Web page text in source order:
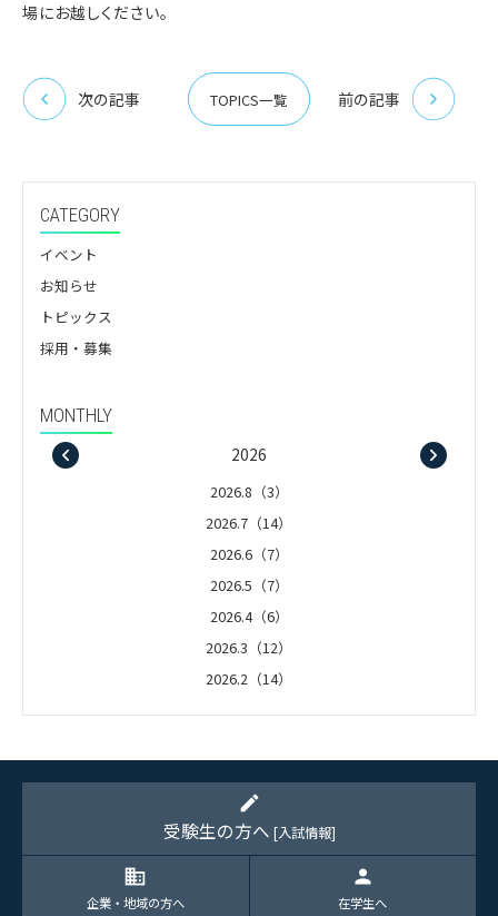
場にお越しください。
次の記事 TOPICS一覧 前の記事
CATEGORY
イベント
お知らせ
トピックス
採用・募集
MONTHLY
2026
2026.8（3）
2026.7（14）
2026.6（7）
2026.5（7）
2026.4（6）
2026.3（12）
2026.2（14）
2026.1（5）
edit
受験生の方へ [入試情報]
domain
企業・地域の方へ
person
在学生へ